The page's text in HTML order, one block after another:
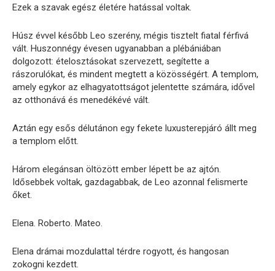
Ezek a szavak egész életére hatással voltak.
Húsz évvel később Leo szerény, mégis tisztelt fiatal férfivá
vált. Huszonnégy évesen ugyanabban a plébániában
dolgozott: ételosztásokat szervezett, segítette a
rászorulókat, és mindent megtett a közösségért. A templom,
amely egykor az elhagyatottságot jelentette számára, idővel
az otthonává és menedékévé vált.
Aztán egy esős délutánon egy fekete luxusterepjáró állt meg
a templom előtt.
Három elegánsan öltözött ember lépett be az ajtón.
Idősebbek voltak, gazdagabbak, de Leo azonnal felismerte
őket.
Elena. Roberto. Mateo.
Elena drámai mozdulattal térdre rogyott, és hangosan
zokogni kezdett.